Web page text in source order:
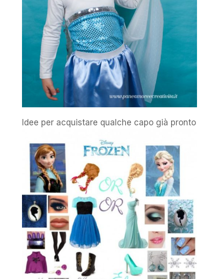
Idee per acquistare qualche capo già pronto